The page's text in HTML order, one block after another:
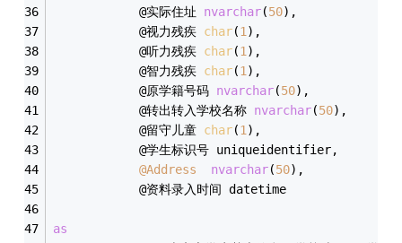
			@实际住址
nvarchar(50),
			@视力残疾
char(1 ),
			@听力残疾
char(1 ),
			@智力残疾
char(1 ),
			@原学籍号码
nvarchar(50),
			@转出转入学校名称
nvarchar(50),
			@留守儿童
char(1 ),
			@学生标识号 uniqueidentifier,
@Address
nvarchar(50),
			@资料录入时间 datetime
as